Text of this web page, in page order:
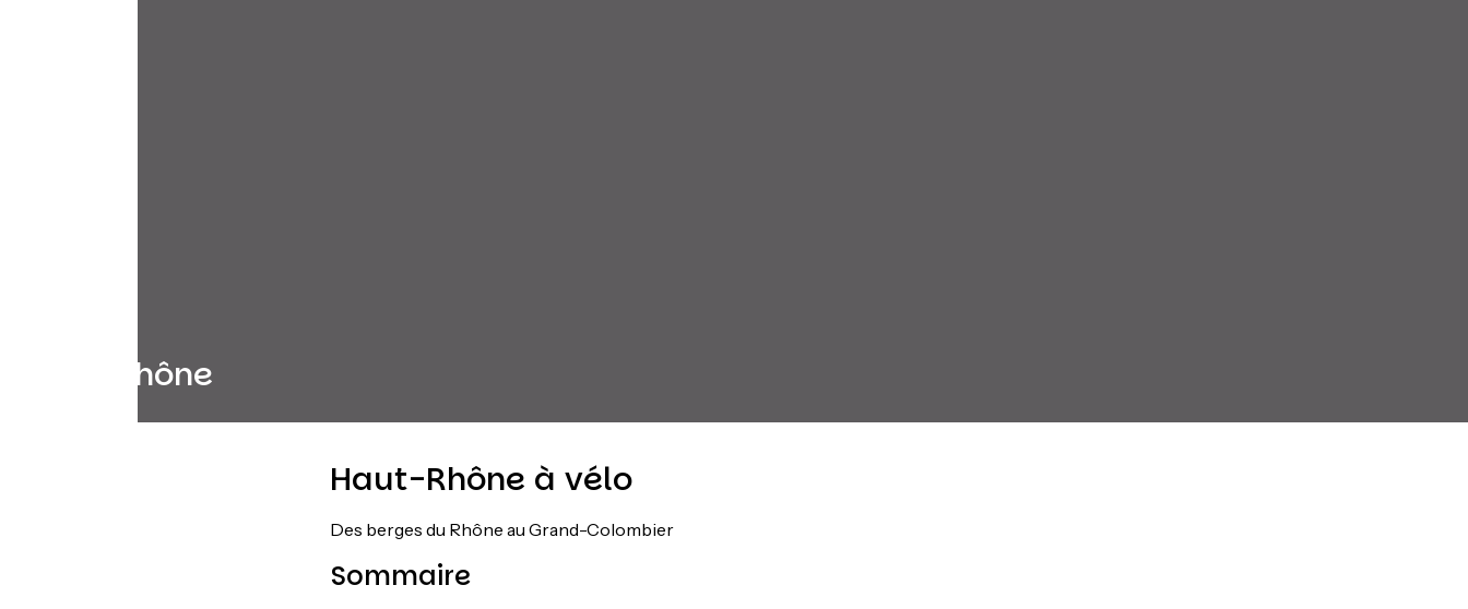
Haut-Rhône
Haut-Rhône à vélo
Des berges du Rhône au Grand-Colombier
Sommaire